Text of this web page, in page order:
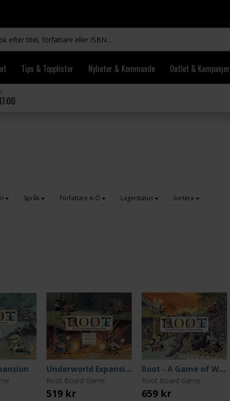
Tips & Topplistor Nyheter & Kommande Outlet & Kampanjer
Språk Författare A-Ö Lagerstatus Sortera
Underworld Expansion
Root Board Game
519 kr
Root - A Game of Woodland Might & Right
Root Board Game
659 kr